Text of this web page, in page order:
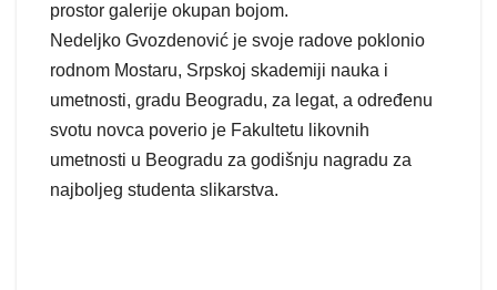
prostor galerije okupan bojom.
Nedeljko Gvozdenović je svoje radove poklonio
rodnom Mostaru, Srpskoj skademiji nauka i
umetnosti, gradu Beogradu, za legat, a određenu
svotu novca poverio je Fakultetu likovnih
umetnosti u Beogradu za godišnju nagradu za
najboljeg studenta slikarstva.